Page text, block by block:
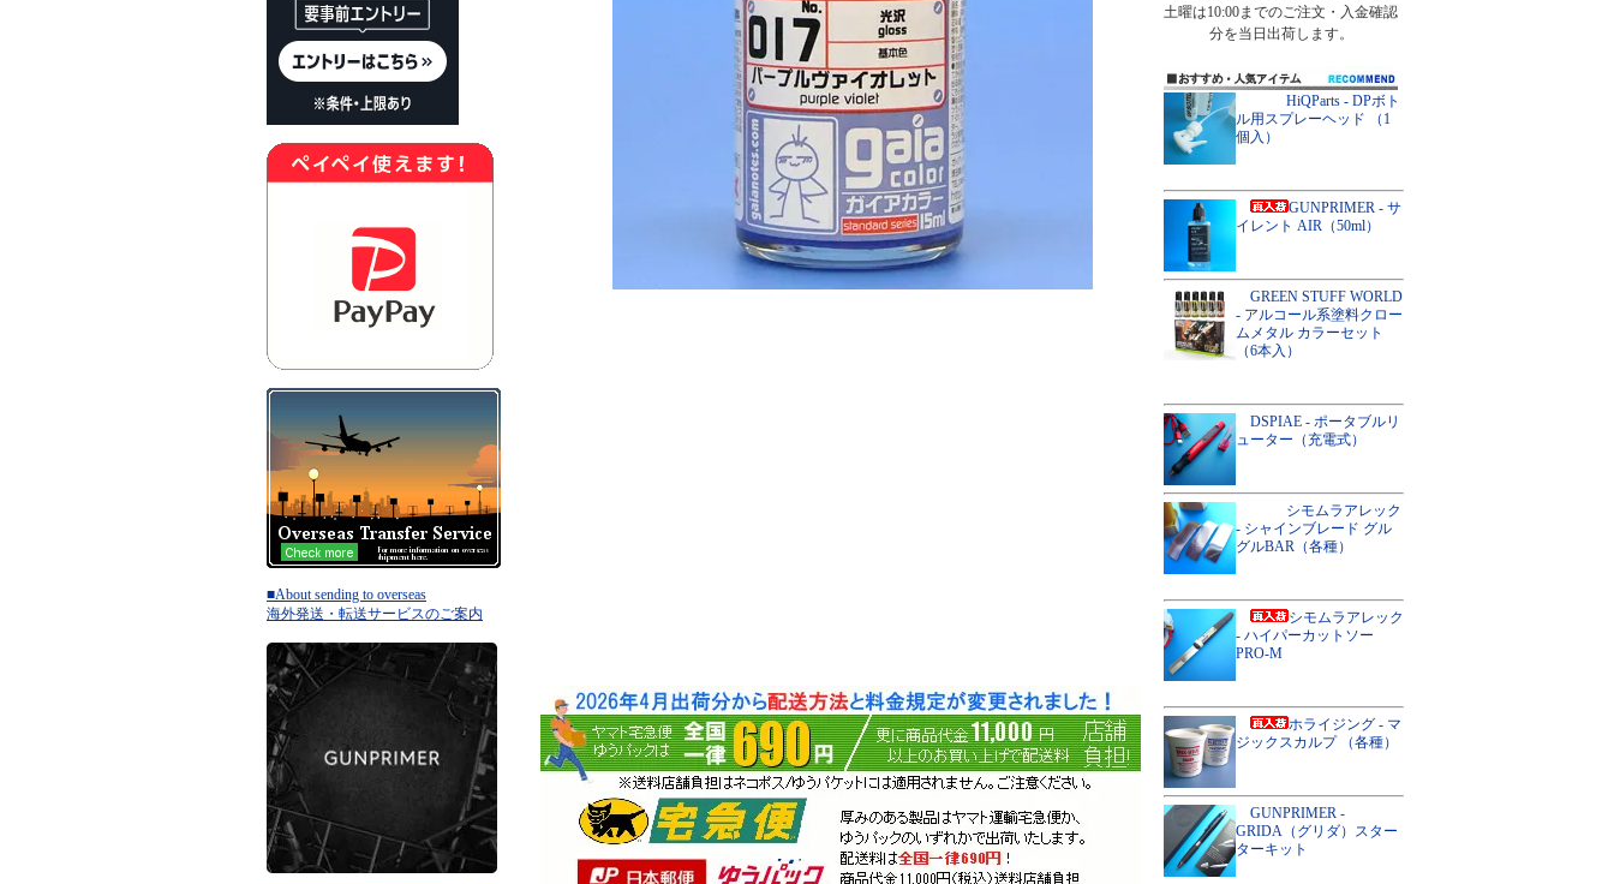
■About sending to overseas
海外発送・転送サービスのご案内
土曜は10:00までのご注文・入金確認
分を当日出荷します。
HiQParts - DPボト
ル用スプレーヘッド （1
個入）
GUNPRIMER - サ
イレント AIR（50ml）
GREEN STUFF WORLD
- アルコール系塗料クロー
ムメタル カラーセット
（6本入）
DSPIAE - ポータブルリ
ューター（充電式）
シモムラアレック
- シャインブレード グル
グルBAR（各種）
シモムラアレック
- ハイパーカットソー
PRO-M
ホライジング - マ
ジックスカルプ （各種）
GUNPRIMER -
GRIDA（グリダ）スター
ターキット